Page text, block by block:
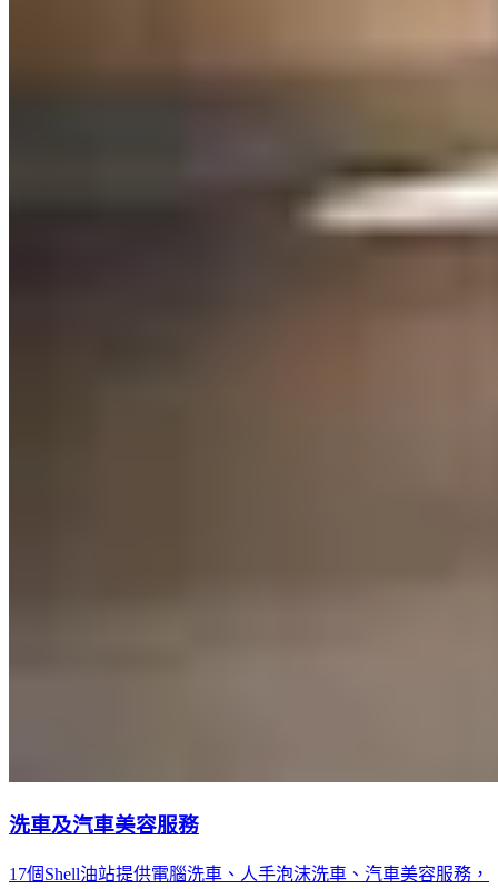
洗車及汽車美容服務
17個Shell油站提供電腦洗車、人手泡沫洗車、汽車美容服務，